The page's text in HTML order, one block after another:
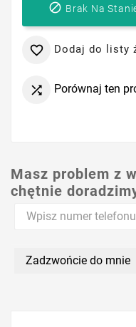
 Brak Na
 Dodaj do listy
 Porównaj ten
Masz problem z
chętnie
Zadzwońcie do mnie